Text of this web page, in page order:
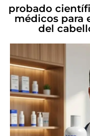
probado
médicos para
del